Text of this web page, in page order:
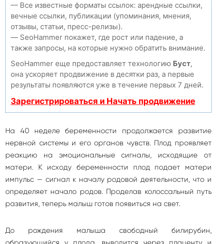
— Все известные форматы ссылок: арендные ссылки,
вечные ссылки, публикации (упоминания, мнения,
отзывы, статьи, пресс-релизы).
— SeoHammer покажет, где рост или падение, а
также запросы, на которые нужно обратить внимание.
SeoHammer еще предоставляет технологию Буст,
она ускоряет продвижение в десятки раз, а первые
результаты появляются уже в течение первых 7 дней.
Зарегистрироваться и Начать продвижение
На 40 неделе беременности продолжается развитие
нервной системы и его органов чувств. Плод проявляет
реакцию на эмоциональные сигналы, исходящие от
матери. К исходу беременности плод подает матери
импульс — сиг­нал к началу родовой деятельности, что и
определяет начало родов. Проделав колоссальный путь
развития, теперь малыш готов по­явиться на свет.
До рождения малыша свободный билирубин,